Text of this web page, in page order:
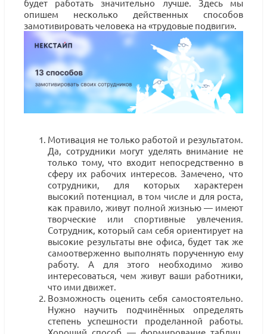
будет работать значительно лучше. Здесь мы
опишем несколько действенных способов
замотивировать человека на «трудовые подвиги».
Мотивация не только работой и результатом.
Да, сотрудники могут уделять внимание не
только тому, что входит непосредственно в
сферу их рабочих интересов. Замечено, что
сотрудники, для которых характерен
высокий потенциал, в том числе и для роста,
как правило, живут полной жизнью — имеют
творческие или спортивные увлечения.
Сотрудник, который сам себя ориентирует на
высокие результаты вне офиса, будет так же
самоотверженно выполнять порученную ему
работу. А для этого необходимо живо
интересоваться, чем живут ваши работники,
что ими движет.
Возможность оценить себя самостоятельно.
Нужно научить подчинённых определять
степень успешности проделанной работы.